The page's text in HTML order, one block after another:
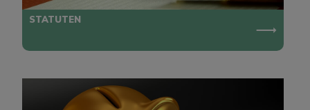
STATUTEN